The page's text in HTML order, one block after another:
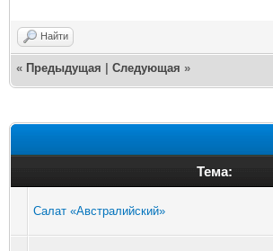
Найти
« Предыдущая Следующая »
Тема:
Салат «Австралийский»